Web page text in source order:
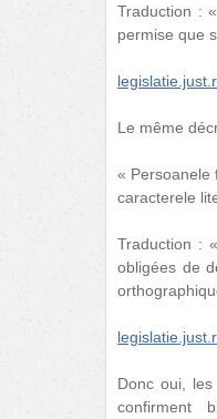
Traduction :
permise que
Le même
« Persoanele
caracterele
Traduction :
obligées de
Donc oui,
confirment